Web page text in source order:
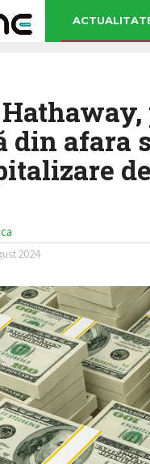
din afara
2024